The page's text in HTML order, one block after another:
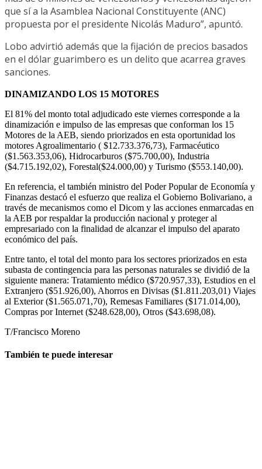
que sí a la Asamblea Nacional Constituyente (ANC)
propuesta por el presidente Nicolás Maduro”, apuntó.
Lobo advirtió además que la fijación de precios basados
en el dólar guarimbero es un delito que acarrea graves
sanciones.
DINAMIZANDO LOS 15 MOTORES
El 81% del monto total adjudicado este viernes corresponde a la
dinamización e impulso de las empresas que conforman los 15
Motores de la AEB, siendo priorizados en esta oportunidad los
motores Agroalimentario ( $12.733.376,73), Farmacéutico
($1.563.353,06), Hidrocarburos ($75.700,00), Industria
($4.715.192,02), Forestal($24.000,00) y Turismo ($553.140,00).
En referencia, el también ministro del Poder Popular de Economía y
Finanzas destacó el esfuerzo que realiza el Gobierno Bolivariano, a
través de mecanismos como el Dicom y las acciones enmarcadas en
la AEB por respaldar la producción nacional y proteger al
empresariado con la finalidad de alcanzar el impulso del aparato
económico del país.
Entre tanto, el total del monto para los sectores priorizados en esta
subasta de contingencia para las personas naturales se dividió de la
siguiente manera: Tratamiento médico ($720.957,33), Estudios en el
Extranjero ($51.926,00), Ahorros en Divisas ($1.811.203,01) Viajes
al Exterior ($1.565.071,70), Remesas Familiares ($171.014,00),
Compras por Internet ($248.628,00), Otros ($43.698,08).
T/Francisco Moreno
También te puede interesar